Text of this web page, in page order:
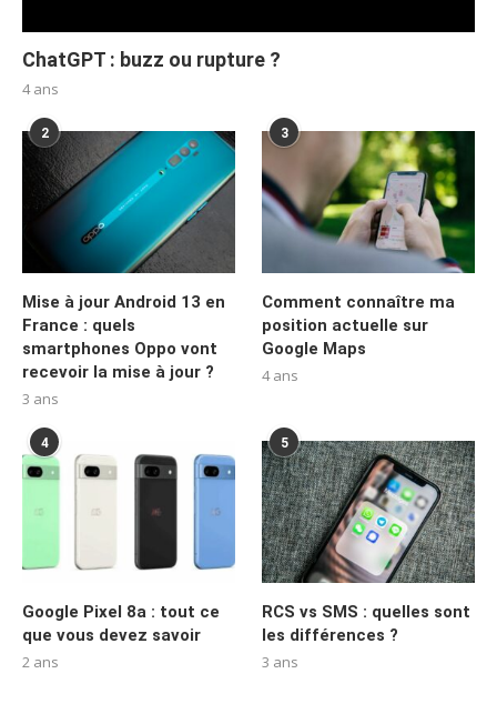
ChatGPT : buzz ou rupture ?
4 ans
2
Mise à jour Android 13 en
France : quels
smartphones Oppo vont
recevoir la mise à jour ?
3 ans
3
Comment connaître ma
position actuelle sur
Google Maps
4 ans
4
Google Pixel 8a : tout ce
que vous devez savoir
2 ans
5
RCS vs SMS : quelles sont
les différences ?
3 ans